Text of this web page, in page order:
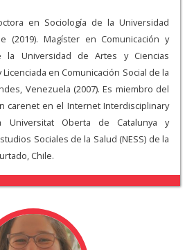
en Sociología de la Universidad
(2019). Magíster en Comunicación y
la Universidad de Artes y Ciencias
Licenciada en Comunicación Social de la
Venezuela (2007). Es miembro del
carenet en el Internet Interdisciplinary
Universitat Oberta de Catalunya y
Sociales de la Salud (NESS) de la
Chile.